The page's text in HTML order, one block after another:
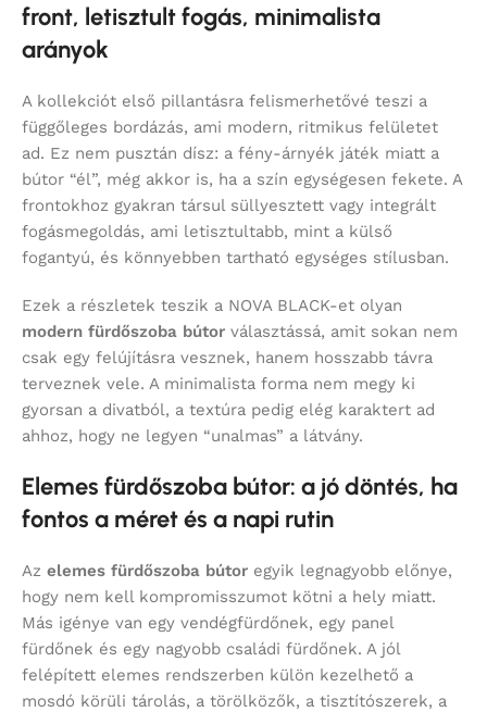
front, letisztult fogás, minimalista
arányok
A kollekciót első pillantásra felismerhetővé teszi a
függőleges bordázás, ami modern, ritmikus felületet
ad. Ez nem pusztán dísz: a fény-árnyék játék miatt a
bútor “él”, még akkor is, ha a szín egységesen fekete. A
frontokhoz gyakran társul süllyesztett vagy integrált
fogásmegoldás, ami letisztultabb, mint a külső
fogantyú, és könnyebben tartható egységes stílusban.
Ezek a részletek teszik a NOVA BLACK-et olyan
modern fürdőszoba bútor választássá, amit sokan nem
csak egy felújításra vesznek, hanem hosszabb távra
terveznek vele. A minimalista forma nem megy ki
gyorsan a divatból, a textúra pedig elég karaktert ad
ahhoz, hogy ne legyen “unalmas” a látvány.
Elemes fürdőszoba bútor: a jó döntés, ha
fontos a méret és a napi rutin
Az elemes fürdőszoba bútor egyik legnagyobb előnye,
hogy nem kell kompromisszumot kötni a hely miatt.
Más igénye van egy vendégfürdőnek, egy panel
fürdőnek és egy nagyobb családi fürdőnek. A jól
felépített elemes rendszerben külön kezelhető a
mosdó körüli tárolás, a törölközők, a tisztítószerek, a